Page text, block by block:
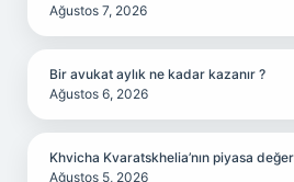
Ağustos 7, 2026
Bir avukat aylık ne kadar kazanır ?
Ağustos 6, 2026
Khvicha Kvaratskhelia’nın piyasa
Ağustos 5, 2026